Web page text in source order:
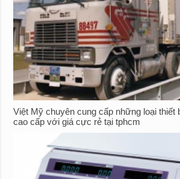
Việt Mỹ chuyên cung cấp những loại thiết
cao cấp với giá cực rẻ tại tphcm